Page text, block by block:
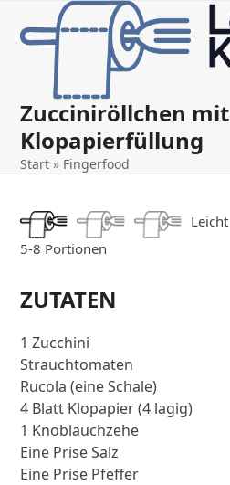
Open
mobile
menu
Close
mobile
menu
Zucciniröllchen mit
Klopapierfüllung
Start » Fingerfood
Leicht
5-8 Portionen
ZUTATEN
1 Zucchini
Strauchtomaten
Rucola (eine Schale)
4 Blatt Klopapier (4 lagig)
1 Knoblauchzehe
Eine Prise Salz
Eine Prise Pfeffer